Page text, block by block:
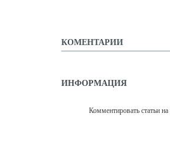
КОМЕНТАРИИ
ИНФОРМАЦИЯ
Комментировать статьи